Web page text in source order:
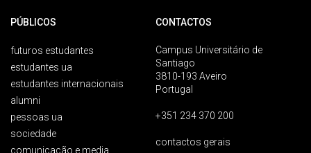
PÚBLICOS
futuros estudantes
estudantes ua
estudantes internacionais
alumni
pessoas ua
sociedade
comunicação e media
CONTACTOS
Campus Universitário de
Santiago
3810-193 Aveiro
Portugal
+351 234 370 200
contactos gerais